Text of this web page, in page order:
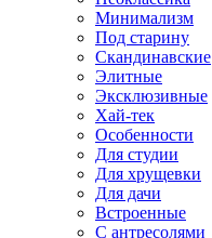
Минимализм
Под старину
Скандинавские
Элитные
Эксклюзивные
Хай-тек
Особенности
Для студии
Для хрущевки
Для дачи
Встроенные
С антресолями